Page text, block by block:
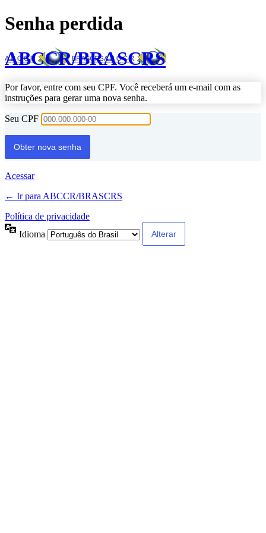
Senha perdida
ABCCR/BRASCRS
Por favor, entre com seu CPF. Você receberá um e-mail com as
instruções para gerar uma nova senha.
Seu CPF
Acessar
← Ir para ABCCR/BRASCRS
Política de privacidade
Idioma